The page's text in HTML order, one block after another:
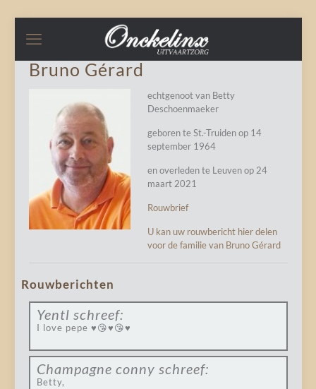
Bruno Gérard
echtgenoot van Betty
Deschoenmaeker
geboren te St.-Truiden op 14
september 1964
en overleden te Leuven op 24
maart 2021
Rouwbrief
U kan uw rouwbericht hier delen
voor de familie van Bruno Gérard
Rouwberichten
Yentl schreef:
I love pepe ♥️😘♥️😘♥️
Champagne conny schreef:
Betty,